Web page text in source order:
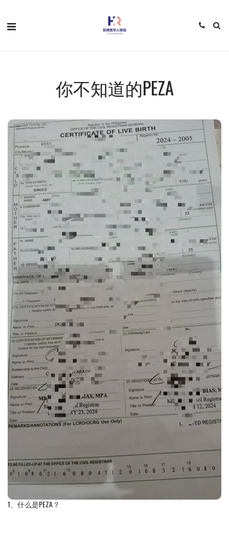
你不知道的PEZA
1、什么是PEZA？